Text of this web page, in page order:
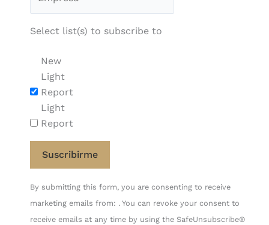
Select list(s) to subscribe to
New
Light
Report
Light
Report
Constant
Contact
Use.
By submitting this form, you are consenting to receive
marketing emails from: . You can revoke your consent to
receive emails at any time by using the SafeUnsubscribe®